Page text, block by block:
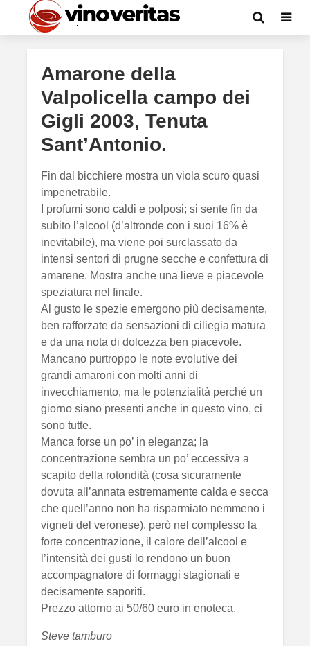
Amarone della
Valpolicella campo dei
Gigli 2003, Tenuta
Sant’Antonio.
Fin dal bicchiere mostra un viola scuro quasi
impenetrabile.
I profumi sono caldi e polposi; si sente fin da
subito l’alcool (d’altronde con i suoi 16% è
inevitabile), ma viene poi surclassato da
intensi sentori di prugne secche e confettura di
amarene. Mostra anche una lieve e piacevole
speziatura nel finale.
Al gusto le spezie emergono più decisamente,
ben rafforzate da sensazioni di ciliegia matura
e da una nota di dolcezza ben piacevole.
Mancano purtroppo le note evolutive dei
grandi amaroni con molti anni di
invecchiamento, ma le potenzialità perché un
giorno siano presenti anche in questo vino, ci
sono tutte.
Manca forse un po’ in eleganza; la
concentrazione sembra un po’ eccessiva a
scapito della rotondità (cosa sicuramente
dovuta all’annata estremamente calda e secca
che quell’anno non ha risparmiato nemmeno i
vigneti del veronese), però nel complesso la
forte concentrazione, il calore dell’alcool e
l’intensità dei gusti lo rendono un buon
accompagnatore di formaggi stagionati e
decisamente saporiti.
Prezzo attorno ai 50/60 euro in enoteca.
Steve tamburo